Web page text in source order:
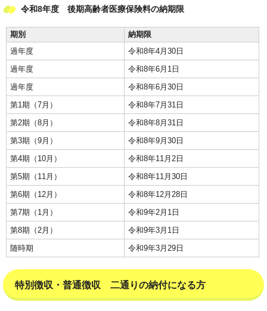
令和8年度 後期高齢者医療保険料の納期限
期別
納期限
過年度
令和8年4月30日
過年度
令和8年6月1日
過年度
令和8年6月30日
第1期（7月）
令和8年7月31日
第2期（8月）
令和8年8月31日
第3期（9月）
令和8年9月30日
第4期（10月）
令和8年11月2日
第5期（11月）
令和8年11月30日
第6期（12月）
令和8年12月28日
第7期（1月）
令和9年2月1日
第8期（2月）
令和9年3月1日
随時期
令和9年3月29日
特別徴収・普通徴収 二通りの納付になる方